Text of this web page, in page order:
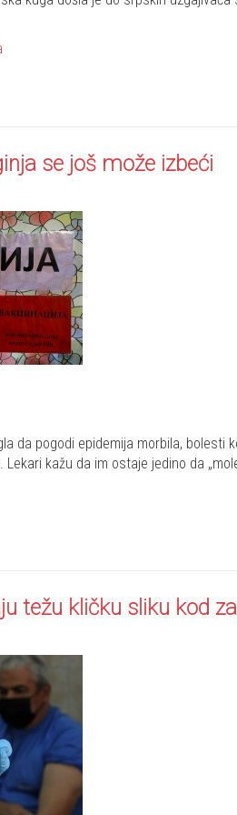
se još može izbeći
da pogodi epidemija morbila, bolesti
kažu da im ostaje jedino da
težu kličku sliku kod